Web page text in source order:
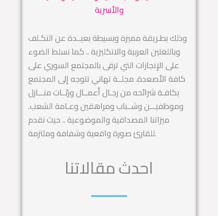
والأسرية
وذلك بطـريقة مميزة وبسيطة بعيــدة عن التكـلف
وباللغتين العربية والانكليزية .. كما نسلط الضوء
على الإنجازات التي ترقى بالمجتمع السوري على
كافة الأصعدة. مجلــة تهاني تتوجه إلى المجتمع
بكافـة شرائحه من رجـال أعمــال وربّــات منـــازل
وموظفيـــن وشــباب ومراهقين وعـامة الشعب.
ميزاتنا المصداقية والموضوعية .. حيث نقدم
للقارئ صورة واقعية وشفافة وملتزمة.
احدث مقالاتنا